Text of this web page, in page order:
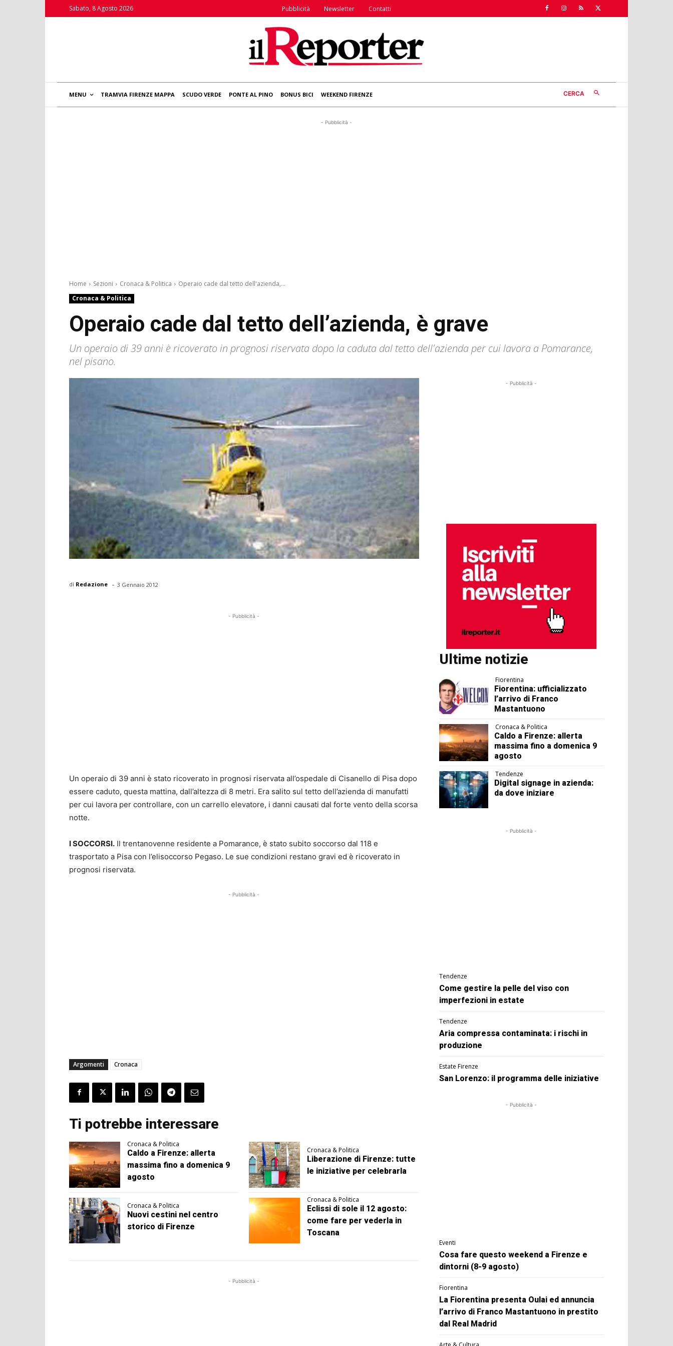
Sabato, 8 Agosto 2026 Pubblicità Newsletter Contatti
MENU TRAMVIA FIRENZE MAPPA SCUDO VERDE PONTE AL PINO BONUS BICI WEEKEND FIRENZE CERCA
- Pubblicità -
Home Sezioni Cronaca & Politica
Operaio cade dal tetto dell'azienda,...
Cronaca & Politica
Operaio cade dal tetto dell’azienda, è grave
Un operaio di 39 anni è ricoverato in prognosi riservata dopo la caduta dal tetto dell'azienda per cui lavora a Pomarance,
nel pisano.
di Redazione - 3 Gennaio 2012
- Pubblicità -
Un operaio di 39 anni è stato ricoverato in prognosi riservata all’ospedale di Cisanello di Pisa dopo
essere caduto, questa mattina, dall’altezza di 8 metri. Era salito sul tetto dell’azienda di manufatti
per cui lavora per controllare, con un carrello elevatore, i danni causati dal forte vento della scorsa
notte.
I SOCCORSI. Il trentanovenne residente a Pomarance, è stato subito soccorso dal 118 e
trasportato a Pisa con l’elisoccorso Pegaso. Le sue condizioni restano gravi ed è ricoverato in
prognosi riservata.
- Pubblicità -
Argomenti Cronaca
Ti potrebbe interessare
Cronaca & Politica
Caldo a Firenze: allerta
massima fino a domenica 9
agosto
Cronaca & Politica
Liberazione di Firenze: tutte
le iniziative per celebrarla
Cronaca & Politica
Nuovi cestini nel centro
storico di Firenze
Cronaca & Politica
Eclissi di sole il 12 agosto:
come fare per vederla in
Toscana
- Pubblicità -
- Pubblicità -
Ultime notizie
Fiorentina
Fiorentina: ufficializzato
l’arrivo di Franco
Mastantuono
Cronaca & Politica
Caldo a Firenze: allerta
massima fino a domenica 9
agosto
Tendenze
Digital signage in azienda:
da dove iniziare
- Pubblicità -
Tendenze
Come gestire la pelle del viso con
imperfezioni in estate
Tendenze
Aria compressa contaminata: i rischi in
produzione
Estate Firenze
San Lorenzo: il programma delle iniziative
- Pubblicità -
Eventi
Cosa fare questo weekend a Firenze e
dintorni (8-9 agosto)
Fiorentina
La Fiorentina presenta Oulai ed annuncia
l’arrivo di Franco Mastantuono in prestito
dal Real Madrid